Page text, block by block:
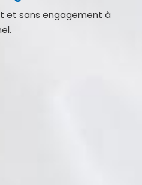
et sans engagement à